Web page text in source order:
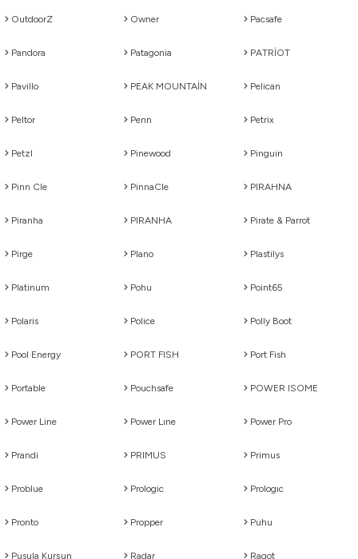
OutdoorZ Owner Pacsafe
Pandora Patagonia PATRİOT
Pavillo PEAK MOUNTAİN Pelican
Peltor Penn Petrix
Petzl Pinewood Pinguin
Pinn Cle PinnaCle PIRAHNA
Piranha PIRANHA Pirate & Parrot
Pirge Plano Plastilys
Platinum Pohu Point65
Polaris Police Polly Boot
Pool Energy PORT FISH Port Fish
Portable Pouchsafe POWER ISOME
Power Line Power Lıne Power Pro
Prandi PRIMUS Primus
Problue Prologic Prologıc
Pronto Propper Puhu
Pusula Kurşun Radar Ragot